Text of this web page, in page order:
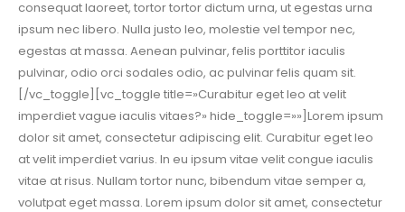
consequat laoreet, tortor tortor dictum urna, ut egestas urna
ipsum nec libero. Nulla justo leo, molestie vel tempor nec,
egestas at massa. Aenean pulvinar, felis porttitor iaculis
pulvinar, odio orci sodales odio, ac pulvinar felis quam sit.
[/vc_toggle][vc_toggle title=»Curabitur eget leo at velit
imperdiet vague iaculis vitaes?» hide_toggle=»»]Lorem ipsum
dolor sit amet, consectetur adipiscing elit. Curabitur eget leo
at velit imperdiet varius. In eu ipsum vitae velit congue iaculis
vitae at risus. Nullam tortor nunc, bibendum vitae semper a,
volutpat eget massa. Lorem ipsum dolor sit amet, consectetur